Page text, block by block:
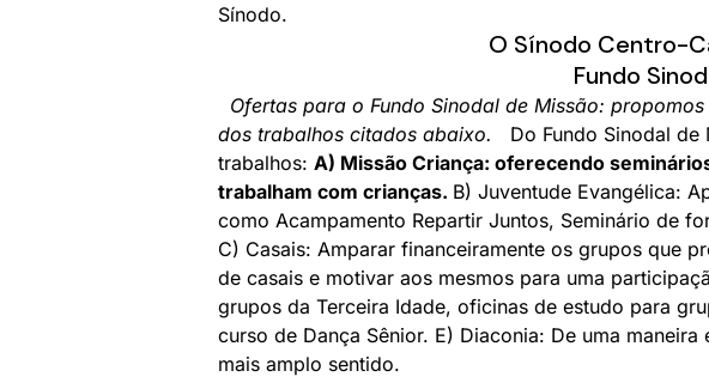
Sínodo.
O Sínodo Centro-
Fundo
Ofertas para o Fundo Sinodal de Missão:
dos trabalhos citados abaixo. Do Fundo Sinodal de
trabalhos: A) Missão Criança: oferecendo
trabalham com crianças. B) Juventude Evangélica:
como Acampamento Repartir Juntos, Seminário de
C) Casais: Amparar financeiramente os grupos que
de casais e motivar aos mesmos para uma
grupos da Terceira Idade, oficinas de estudo para
curso de Dança Sênior. E) Diaconia: De uma
mais amplo sentido.